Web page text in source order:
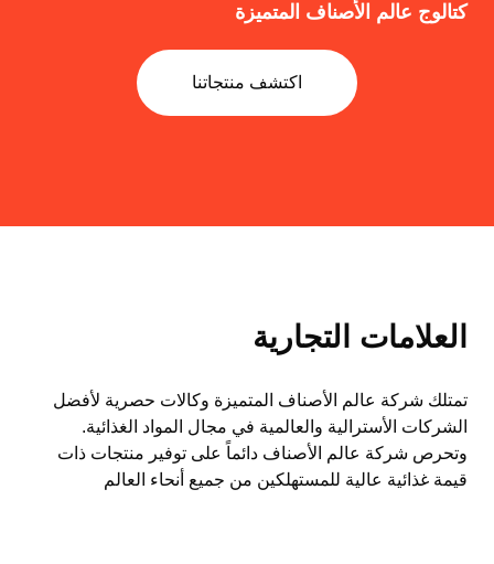
كتالوج عالم الأصناف المتميزة
اكتشف منتجاتنا
العلامات التجارية
تمتلك شركة عالم الأصناف المتميزة وكالات حصرية لأفضل
الشركات الأسترالية والعالمية في مجال المواد الغذائية.
وتحرص شركة عالم الأصناف دائماً على توفير منتجات ذات
قيمة غذائية عالية للمستهلكين من جميع أنحاء العالم